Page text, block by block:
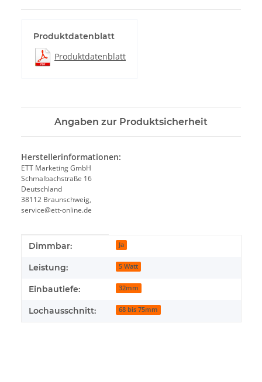
Produktdatenblatt
Produktdatenblatt
Angaben zur Produktsicherheit
Herstellerinformationen:
ETT Marketing GmbH
Schmalbachstraße 16
Deutschland
38112 Braunschweig,
service@ett-online.de
Produkteigenschaft
Wert
Dimmbar: Ja
Leistung: 5 Watt
Einbautiefe: 32mm
Lochausschnitt: 68 bis 75mm